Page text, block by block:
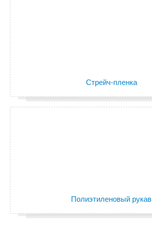
Стрейч-пленка
Полиэтиленовый рукав